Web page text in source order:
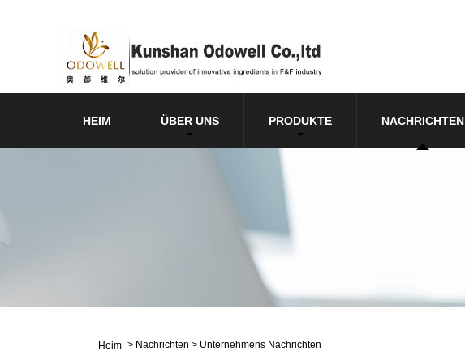
HEIM ÜBER UNS PRODUKTE NACHRICHTEN
Heim > Nachrichten > Unternehmens Nachrichten